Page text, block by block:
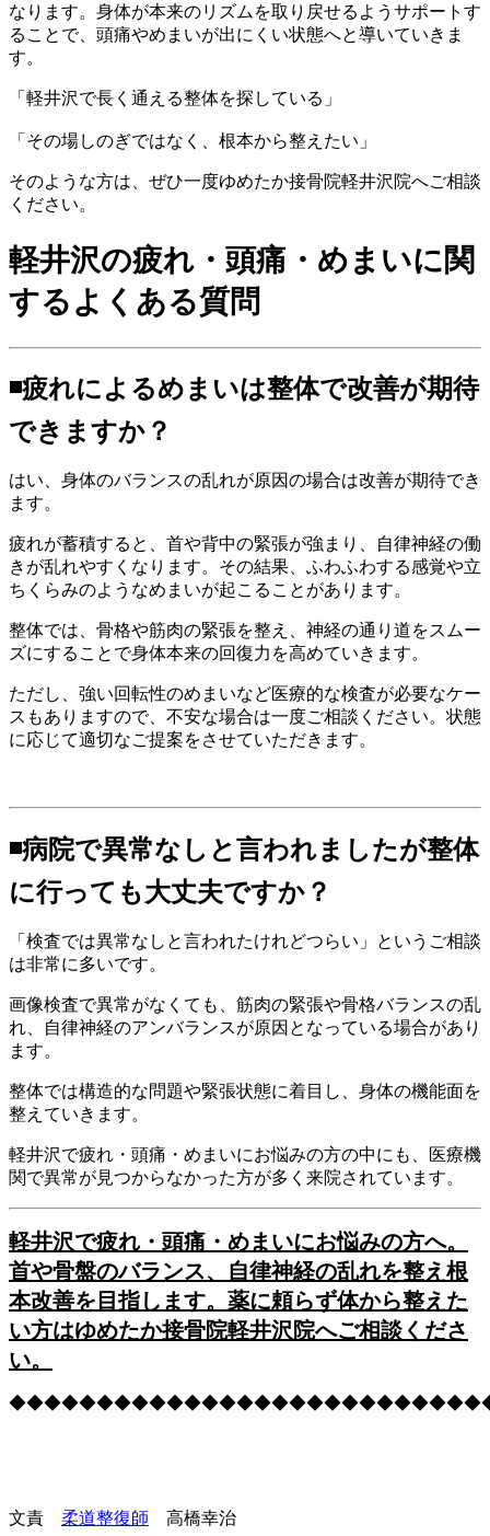
なります。身体が本来のリズムを取り戻せるようサポートす
ることで、頭痛やめまいが出にくい状態へと導いていきま
す。
「軽井沢で長く通える整体を探している」
「その場しのぎではなく、根本から整えたい」
そのような方は、ぜひ一度ゆめたか接骨院軽井沢院へご相談
ください。
軽井沢の疲れ・頭痛・めまいに関
するよくある質問
◾️疲れによるめまいは整体で改善が期待
できますか？
はい、身体のバランスの乱れが原因の場合は改善が期待でき
ます。
疲れが蓄積すると、首や背中の緊張が強まり、自律神経の働
きが乱れやすくなります。その結果、ふわふわする感覚や立
ちくらみのようなめまいが起こることがあります。
整体では、骨格や筋肉の緊張を整え、神経の通り道をスムー
ズにすることで身体本来の回復力を高めていきます。
ただし、強い回転性のめまいなど医療的な検査が必要なケー
スもありますので、不安な場合は一度ご相談ください。状態
に応じて適切なご提案をさせていただきます。
◾️病院で異常なしと言われましたが整体
に行っても大丈夫ですか？
「検査では異常なしと言われたけれどつらい」というご相談
は非常に多いです。
画像検査で異常がなくても、筋肉の緊張や骨格バランスの乱
れ、自律神経のアンバランスが原因となっている場合があり
ます。
整体では構造的な問題や緊張状態に着目し、身体の機能面を
整えていきます。
軽井沢で疲れ・頭痛・めまいにお悩みの方の中にも、医療機
関で異常が見つからなかった方が多く来院されています。
軽井沢で疲れ・頭痛・めまいにお悩みの方へ。
首や骨盤のバランス、自律神経の乱れを整え根
本改善を目指します。薬に頼らず体から整えた
い方はゆめたか接骨院軽井沢院へご相談くださ
い。
文責 柔道整復師 高橋幸治